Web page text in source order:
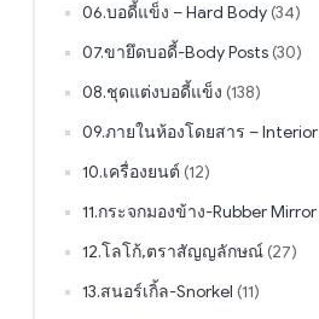
06.บอดี้แข็ง – Hard Body (34)
07.ขายึดบอดี้-Body Posts (30)
08.ชุดแต่งบอดี้แข็ง (138)
09.ภายในห้องโดยสาร – Interior
10.เครื่องยนต์ (12)
11.กระจกมองข้าง-Rubber Mirror
12.โลโก้,ตราสัญญลักษณ์ (27)
13.สนอร์เกิ้ล-Snorkel (11)